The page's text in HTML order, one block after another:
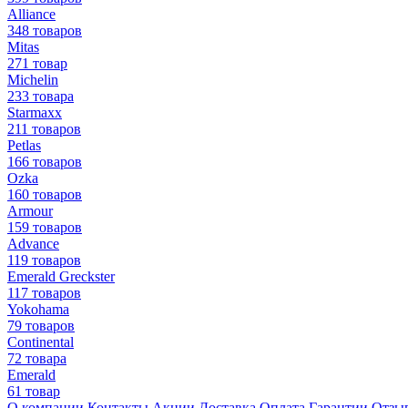
Alliance
348 товаров
Mitas
271 товар
Michelin
233 товара
Starmaxx
211 товаров
Petlas
166 товаров
Ozka
160 товаров
Armour
159 товаров
Advance
119 товаров
Emerald Greckster
117 товаров
Yokohama
79 товаров
Continental
72 товара
Emerald
61 товар